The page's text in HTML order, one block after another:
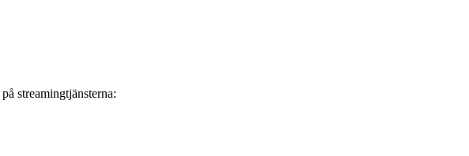
streamingtjänsterna: